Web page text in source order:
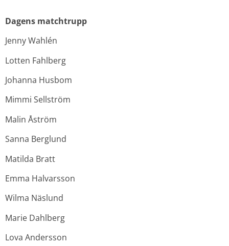
Dagens matchtrupp
Jenny Wahlén
Lotten Fahlberg
Johanna Husbom
Mimmi Sellström
Malin Åström
Sanna Berglund
Matilda Bratt
Emma Halvarsson
Wilma Näslund
Marie Dahlberg
Lova Andersson